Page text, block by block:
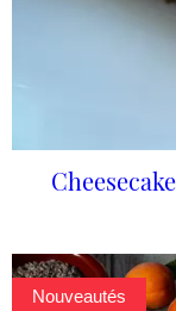
Nouveautés